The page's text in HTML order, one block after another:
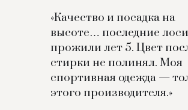
«Качество и посадка на
высоте… последние
прожили лет 5. Цвет
стирки не полинял. Моя
спортивная одежда —
этого производителя.»